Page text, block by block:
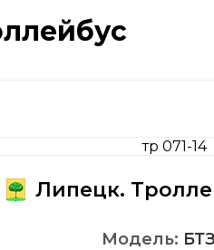
Липецк.
Модель: